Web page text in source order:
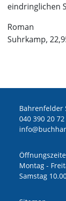
eindringlichen
Roman
Suhrkamp,
Bahrenfelder
040 390 20 72
Montag -
Samstag